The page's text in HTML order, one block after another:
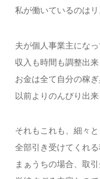
私が働いているのはリ
夫が個人事業主にな
収入も時間も調整出来
お金は全て自分の稼
以前よりのんびり出来
それもこれも、細々
全部引き受けてくれる
まぁうちの場合、取